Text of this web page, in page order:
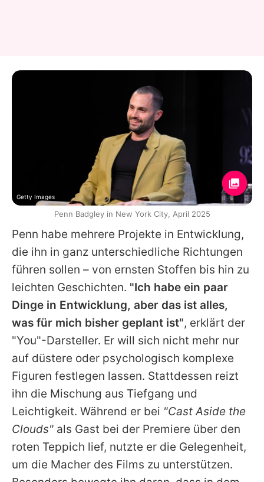
Penn habe mehrere Projekte in Entwicklung,
die ihn in ganz unterschiedliche Richtungen
führen sollen – von ernsten Stoffen bis hin zu
leichten Geschichten. "Ich habe ein paar
Dinge in Entwicklung, aber das ist alles,
was für mich bisher geplant ist", erklärt der
"You"-Darsteller. Er will sich nicht mehr nur
auf düstere oder psychologisch komplexe
Figuren festlegen lassen. Stattdessen reizt
ihn die Mischung aus Tiefgang und
Leichtigkeit. Während er bei "Cast Aside the
Clouds" als Gast bei der Premiere über den
roten Teppich lief, nutzte er die Gelegenheit,
um die Macher des Films zu unterstützen.
Getty Images
Penn Badgley in New York City, April 2025